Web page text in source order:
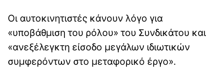
Οι αυτοκινητιστές κάνουν λόγο για
«υποβάθμιση του ρόλου» του Συνδικάτου και
«ανεξέλεγκτη είσοδο μεγάλων ιδιωτικών
συμφερόντων στο μεταφορικό έργο».